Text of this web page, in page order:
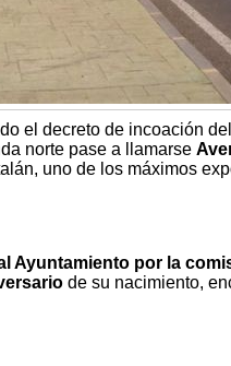
el decreto de incoación
norte pase a llamarse
uno de los máximos
Ayuntamiento por la
de su nacimiento,